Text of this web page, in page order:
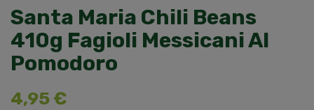
Santa Maria Chili Beans
410g Fagioli Messicani Al
Pomodoro
4,95 €